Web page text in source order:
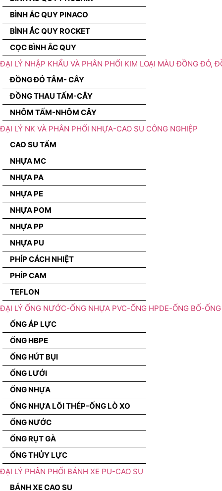
BÌNH ẮC QUY PINACO
BÌNH ẮC QUY ROCKET
CỌC BÌNH ẮC QUY
ĐẠI LÝ NHẬP KHẨU VÀ PHÂN PHỐI KIM LOẠI MÀU ĐỒNG ĐỎ,
ĐỒNG ĐỎ TÂM- CÂY
ĐỒNG THAU TẤM-CÂY
NHÔM TẤM-NHÔM CÂY
ĐẠI LÝ NK VÀ PHÂN PHỐI NHỰA-CAO SU CÔNG NGHIỆP
CAO SU TẤM
NHỰA MC
NHỰA PA
NHỰA PE
NHỰA POM
NHỰA PP
NHỰA PU
PHÍP CÁCH NHIỆT
PHÍP CAM
TEFLON
ĐẠI LÝ ỐNG NƯỚC-ỐNG NHỰA PVC-ỐNG HPDE-ỐNG BỐ-
ỐNG ÁP LỰC
ỐNG HBPE
ỐNG HÚT BỤI
ỐNG LƯỚI
ỐNG NHỰA
ỐNG NHỰA LÕI THÉP-ỐNG LÒ XO
ỐNG NƯỚC
ỐNG RỤT GÀ
ỐNG THỦY LỰC
ĐẠI LÝ PHÂN PHỐI BÁNH XE PU-CAO SU
BÁNH XE CAO SU